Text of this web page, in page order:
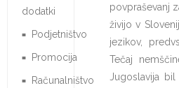
povpraševanj
živijo v
jezikov,
Tečaj
Jugoslavija
dodatki
Podjetništvo
Promocija
Računalništvo